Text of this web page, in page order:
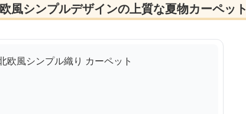
風シンプルデザインの上質な夏物カーペット